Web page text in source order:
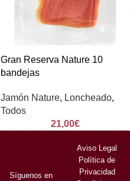
Gran Reserva Nature 10
bandejas
Jamón Nature, Loncheado,
Todos
21,00€
Síguenos en
Aviso Legal
Política de
Privacidad